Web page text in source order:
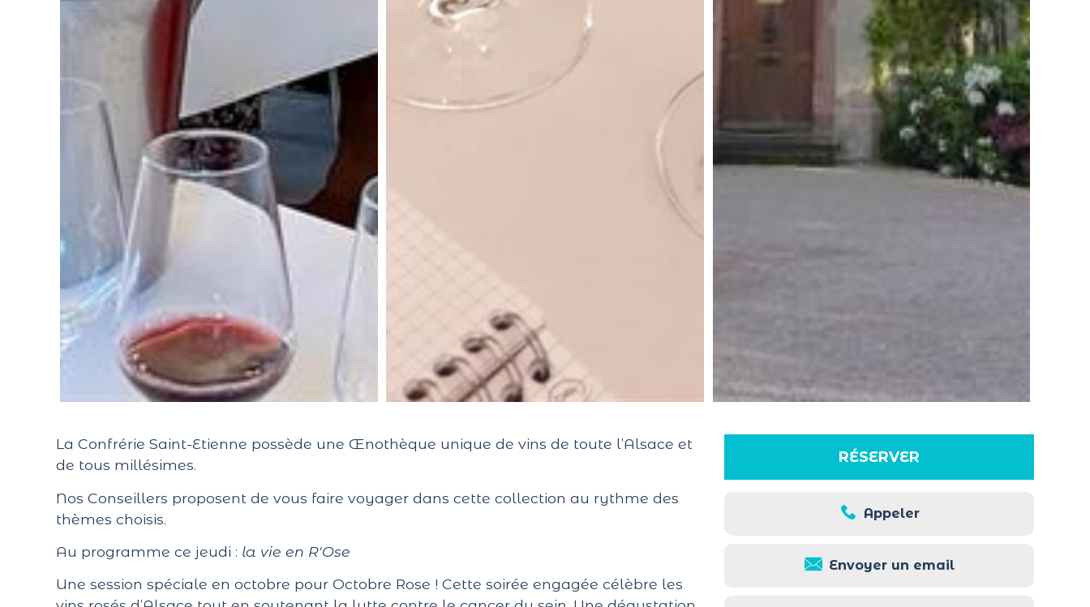
RÉSERVER
Appeler
Envoyer un email
La Confrérie Saint-Etienne possède une Œnothèque unique de vins de toute l’Alsace et
de tous millésimes.
Nos Conseillers proposent de vous faire voyager dans cette collection au rythme des
thèmes choisis.
Au programme ce jeudi : la vie en R'Ose
Une session spéciale en octobre pour Octobre Rose ! Cette soirée engagée célèbre les